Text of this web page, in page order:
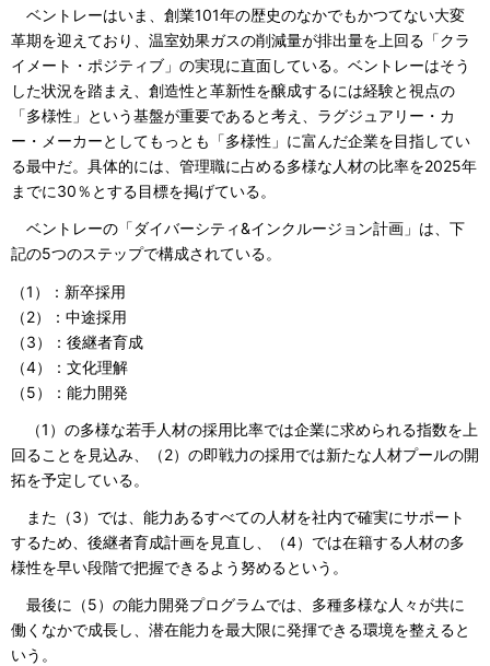
ベントレーはいま、創業101年の歴史のなかでもかつてない大変
革期を迎えており、温室効果ガスの削減量が排出量を上回る「クラ
イメート・ポジティブ」の実現に直面している。ベントレーはそう
した状況を踏まえ、創造性と革新性を醸成するには経験と視点の
「多様性」という基盤が重要であると考え、ラグジュアリー・カ
ー・メーカーとしてもっとも「多様性」に富んだ企業を目指してい
る最中だ。具体的には、管理職に占める多様な人材の比率を2025年
までに30％とする目標を掲げている。
ベントレーの「ダイバーシティ&インクルージョン計画」は、下
記の5つのステップで構成されている。
（1）：新卒採用
（2）：中途採用
（3）：後継者育成
（4）：文化理解
（5）：能力開発
（1）の多様な若手人材の採用比率では企業に求められる指数を上
回ることを見込み、（2）の即戦力の採用では新たな人材プールの開
拓を予定している。
また（3）では、能力あるすべての人材を社内で確実にサポート
するため、後継者育成計画を見直し、（4）では在籍する人材の多
様性を早い段階で把握できるよう努めるという。
最後に（5）の能力開発プログラムでは、多種多様な人々が共に
働くなかで成長し、潜在能力を最大限に発揮できる環境を整えると
いう。